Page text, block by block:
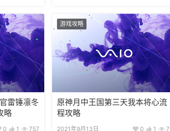
雷锤凛冬
略
0 1 757
游戏攻略
原神月中王国第三天我本将心流
程攻略
2021年9月13日 0 1